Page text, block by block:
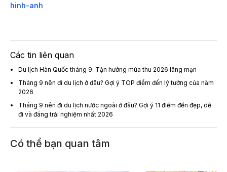
hinh-anh
Các tin liên quan
Du lịch Hàn Quốc tháng 9: Tận hưởng mùa thu 2026 lãng mạn
Tháng 9 nên đi du lịch ở đâu? Gợi ý TOP điểm đến lý tưởng của năm
2026
Tháng 9 nên đi du lịch nước ngoài ở đâu? Gợi ý 11 điểm đến đẹp, dễ
đi và đáng trải nghiệm nhất 2026
Có thể bạn quan tâm